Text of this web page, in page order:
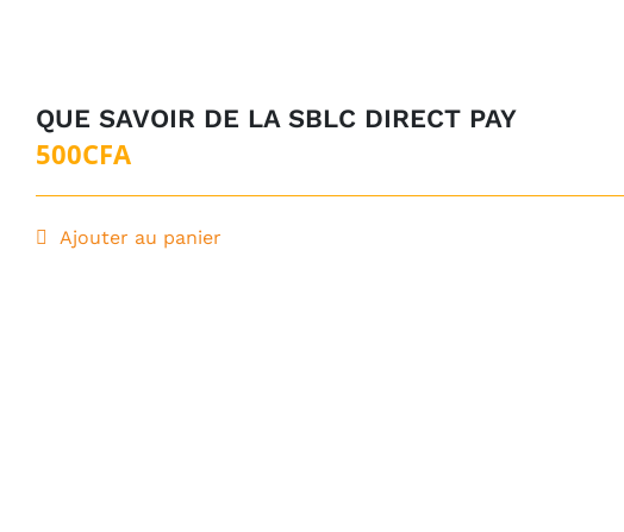
QUE SAVOIR DE LA SBLC DIRECT PAY
500CFA
Ajouter au panier